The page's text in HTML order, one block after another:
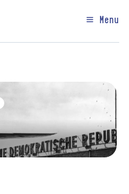
Menu